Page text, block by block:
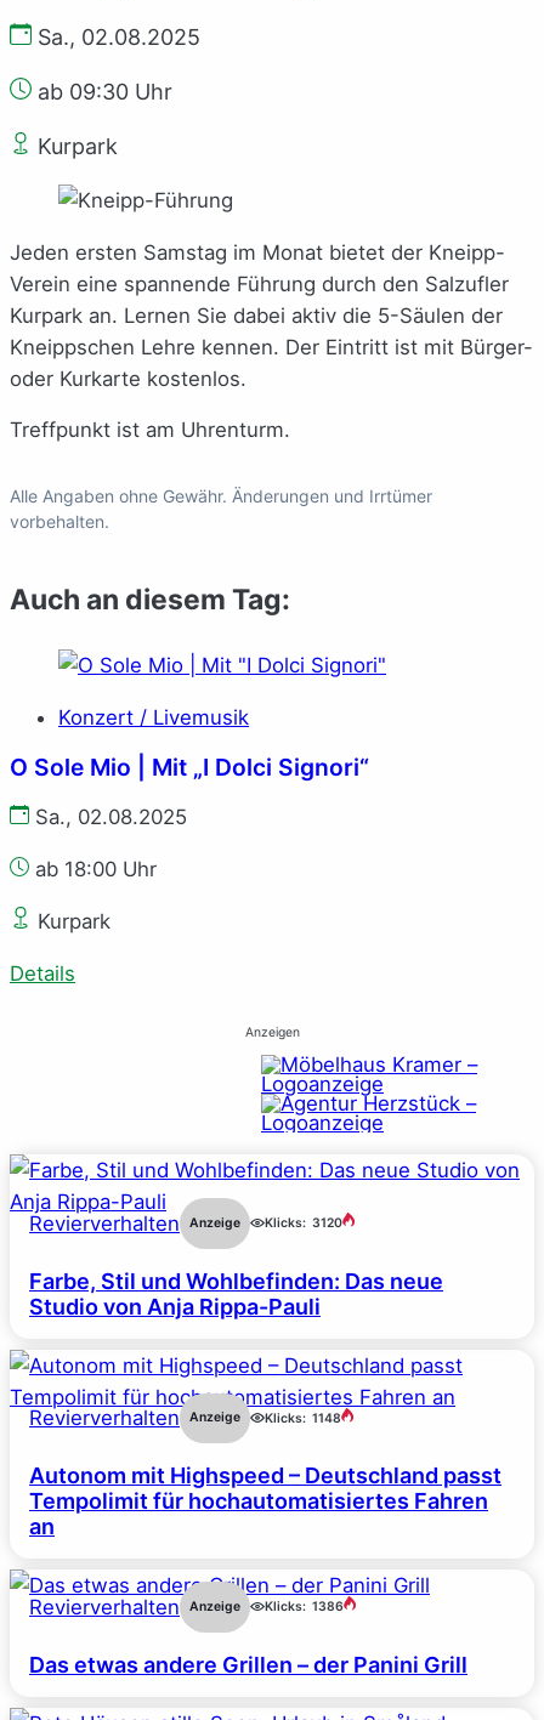
Sa., 02.08.2025
ab 09:30 Uhr
Kurpark
Jeden ersten Samstag im Monat bietet der Kneipp-
Verein eine spannende Führung durch den Salzufler
Kurpark an. Lernen Sie dabei aktiv die 5-Säulen der
Kneippschen Lehre kennen. Der Eintritt ist mit Bürger-
oder Kurkarte kostenlos.
Treffpunkt ist am Uhrenturm.
Alle Angaben ohne Gewähr. Änderungen und Irrtümer
vorbehalten.
Auch an diesem Tag:
Konzert / Livemusik
O Sole Mio | Mit „I Dolci Signori“
Sa., 02.08.2025
ab 18:00 Uhr
Kurpark
Details
Anzeigen
Revierverhalten Anzeige Klicks: 3120
Farbe, Stil und Wohlbefinden: Das neue
Studio von Anja Rippa-Pauli
Revierverhalten Anzeige Klicks: 1148
Autonom mit Highspeed – Deutschland passt
Tempolimit für hochautomatisiertes Fahren
an
Revierverhalten Anzeige Klicks: 1386
Das etwas andere Grillen – der Panini Grill